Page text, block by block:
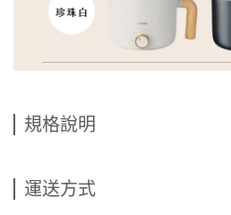
規格說明
運送方式